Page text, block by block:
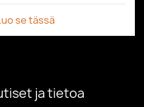
se tässä
ja tietoa